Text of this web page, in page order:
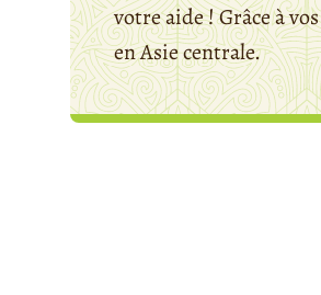
votre aide ! Grâce à
en Asie centrale.